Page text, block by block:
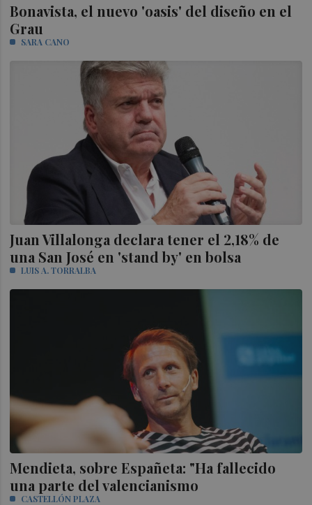
Bonavista, el nuevo 'oasis' del diseño en el
Grau
SARA CANO
Juan Villalonga declara tener el 2,18% de
una San José en 'stand by' en bolsa
LUIS A. TORRALBA
Mendieta, sobre Españeta: "Ha fallecido
una parte del valencianismo
CASTELLÓN PLAZA